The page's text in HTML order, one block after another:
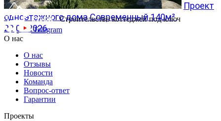
Проект
одноэтажного дома Современный 140м²
20.07.2026
Строительство коттеджей под ключ
Telegram
О нас
О нас
Отзывы
Новости
Команда
Вопрос-ответ
Гарантии
Проекты